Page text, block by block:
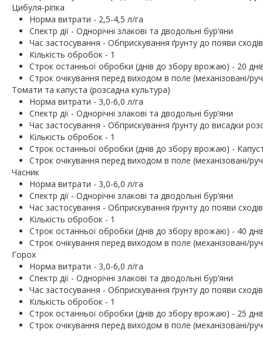
Цибуля-ріпка
Норма витрати - 2,5-4,5 л/га
Спектр дії - Однорічні злакові та дводольні бур’яни
Час застосування - Обприскування ґрунту до появи
Кількість обробок - 1
Строк останньої обробки (днів до збору врожаю) - 20
Строк очікування перед виходом в поле (механізовані/
Томати та капуста (розсадна культура)
Норма витрати - 3,0-6,0 л/га
Спектр дії - Однорічні злакові та дводольні бур’яни
Час застосування - Обприскування ґрунту до висадки
Кількість обробок - 1
Строк останньої обробки (днів до збору врожаю) -
Строк очікування перед виходом в поле (механізовані/
Часник
Норма витрати - 3,0-6,0 л/га
Спектр дії - Однорічні злакові та дводольні бур’яни
Час застосування - Обприскування ґрунту до появи
Кількість обробок - 1
Строк останньої обробки (днів до збору врожаю) - 40
Строк очікування перед виходом в поле (механізовані/
Горох
Норма витрати - 3,0-6,0 л/га
Спектр дії - Однорічні злакові та дводольні бур’яни
Час застосування - Обприскування ґрунту до появи
Кількість обробок - 1
Строк останньої обробки (днів до збору врожаю) - 25
Строк очікування перед виходом в поле (механізовані/